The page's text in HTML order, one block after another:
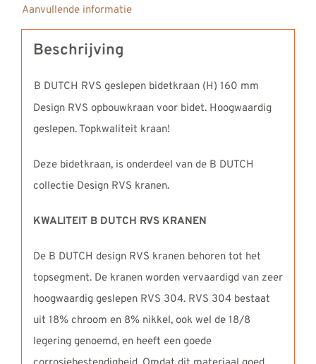
Aanvullende informatie
Beschrijving
B DUTCH RVS geslepen bidetkraan (H) 160 mm
Design RVS opbouwkraan voor bidet. Hoogwaardig
geslepen. Topkwaliteit kraan!
Deze bidetkraan, is onderdeel van de B DUTCH
collectie Design RVS kranen.
KWALITEIT B DUTCH RVS KRANEN
De B DUTCH design RVS kranen behoren tot het
topsegment. De kranen worden vervaardigd van zeer
hoogwaardig geslepen RVS 304. RVS 304 bestaat
uit 18% chroom en 8% nikkel, ook wel de 18/8
legering genoemd, en heeft een goede